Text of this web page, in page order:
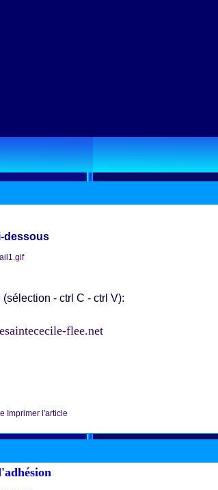
dessous
- ctrl C - ctrl V):
flee.net
Imprimer l'article